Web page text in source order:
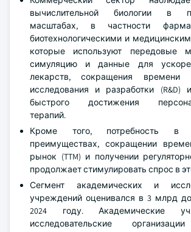
вычислительной биологии в
масштабах, в частности
биотехнологическими и
которые используют передовые
симуляцию и данные для
лекарств, сокращения
исследования и разработки (R&D)
быстрого достижения
терапий.
Кроме того, потребность в
преимуществах, сокращении
рынок (TTM) и получении
продолжает стимулировать спрос в
Сегмент академических и
учреждений оценивался в 3 млрд
2024 году. Академические
исследовательские